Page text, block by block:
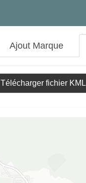
Ajout Marque
Télécharger fichier KML